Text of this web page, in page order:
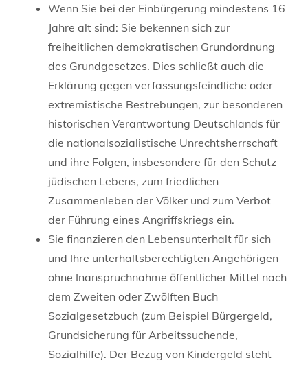
Wenn Sie bei der Einbürgerung mindestens 16
Jahre alt sind: Sie bekennen sich zur
freiheitlichen demokratischen Grundordnung
des Grundgesetzes. Dies schließt auch die
Erklärung gegen verfassungsfeindliche oder
extremistische Bestrebungen, zur besonderen
historischen Verantwortung Deutschlands für
die nationalsozialistische Unrechtsherrschaft
und ihre Folgen, insbesondere für den Schutz
jüdischen Lebens, zum friedlichen
Zusammenleben der Völker und zum Verbot
der Führung eines Angriffskriegs ein.
Sie finanzieren den Lebensunterhalt für sich
und Ihre unterhaltsberechtigten Angehörigen
ohne Inanspruchnahme öffentlicher Mittel nach
dem Zweiten oder Zwölften Buch
Sozialgesetzbuch (zum Beispiel Bürgergeld,
Grundsicherung für Arbeitssuchende,
Sozialhilfe). Der Bezug von Kindergeld steht